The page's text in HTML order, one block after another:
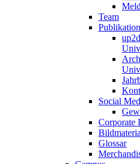
Team
Social
Corporate
Glossar